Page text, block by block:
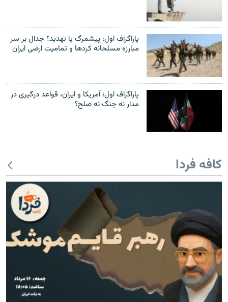
پاراگراف اول: پیشمرگ یا تهدید؟ جدال بر سر
مبارزه مسلحانه کردها و تمامیت ارضی ایران
پاراگراف اول؛ آمریکا و ایران، قواعد درگیری در
مدار نه جنگ نه صلح؟
کافه فردا